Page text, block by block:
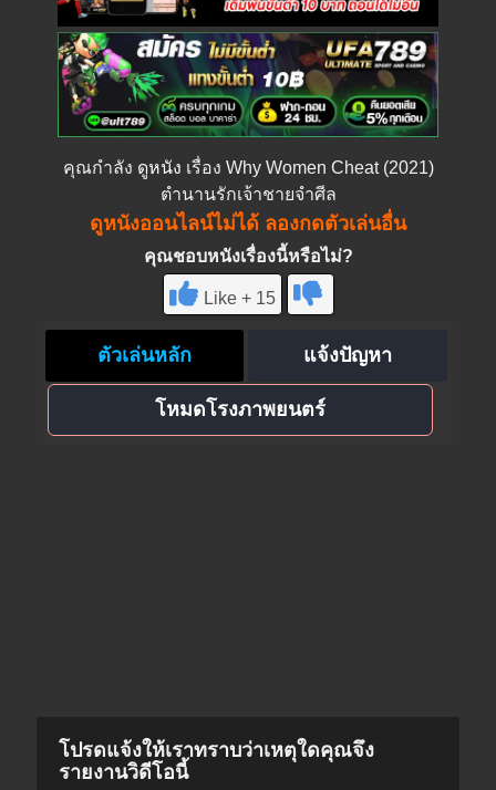
คุณกำลัง ดูหนัง เรื่อง Why Women Cheat (2021)
ตำนานรักเจ้าชายจำศีล
ดูหนังออนไลน์ไม่ได้ ลองกดตัวเล่นอื่น
คุณชอบหนังเรื่องนี้หรือไม่?
Like + 15
ตัวเล่นหลัก แจ้งปัญหา
โหมดโรงภาพยนตร์
โปรดแจ้งให้เราทราบว่าเหตุใดคุณจึง
รายงานวิดีโอนี้